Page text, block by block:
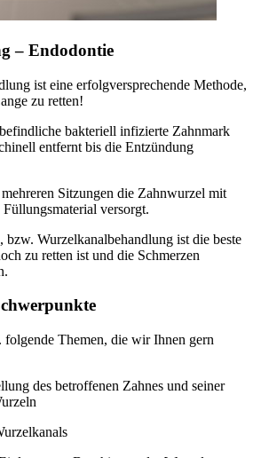
– Endodontie
ist eine erfolgversprechende Methode,
zu retten!
bakteriell infizierte Zahnmark
entfernt bis die Entzündung
Sitzungen die Zahnwurzel mit
versorgt.
Wurzelkanalbehandlung ist die beste
zu retten ist und die Schmerzen
folgende Themen, die wir Ihnen gern
des betroffenen Zahnes und seiner